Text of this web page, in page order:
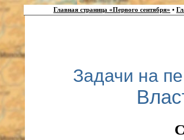
Главная страница «Первого сентября» •
Задачи на